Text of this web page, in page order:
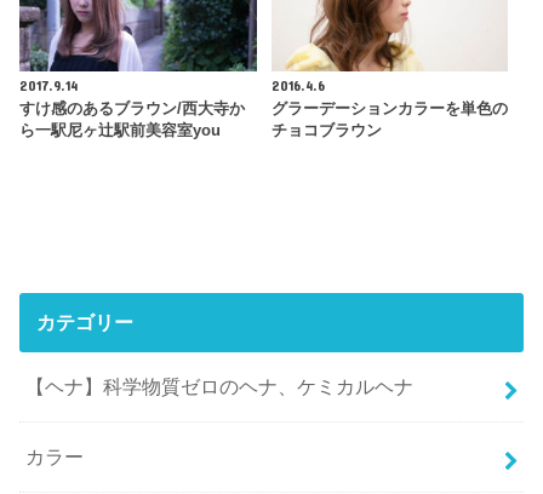
2017.9.14
すけ感のあるブラウン/西大寺か
ら一駅尼ヶ辻駅前美容室you
2016.4.6
グラーデーションカラーを単色の
チョコブラウン
カテゴリー
【ヘナ】科学物質ゼロのヘナ、ケミカルヘナ
カラー